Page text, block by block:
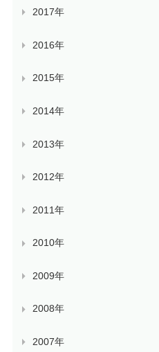
2017年
2016年
2015年
2014年
2013年
2012年
2011年
2010年
2009年
2008年
2007年